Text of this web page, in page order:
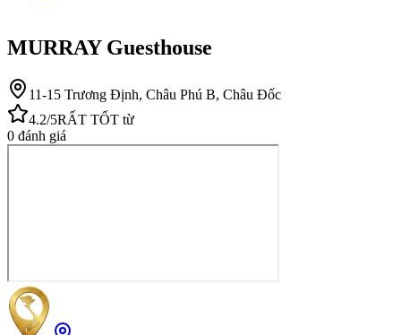
MURRAY Guesthouse
11-15 Trương Định, Châu Phú B, Châu Đốc
4.2/5RẤT TỐT từ
0 đánh giá